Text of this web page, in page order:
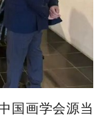
国画学会源当